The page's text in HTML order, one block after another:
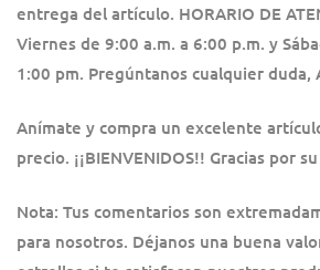
entrega del artículo. HORARIO DE
Viernes de 9:00 a.m. a 6:00 p.m. y
1:00 pm. Pregúntanos cualquier duda,
Anímate y compra un excelente
precio. ¡¡BIENVENIDOS!! Gracias por
Nota: Tus comentarios son
para nosotros. Déjanos una buena